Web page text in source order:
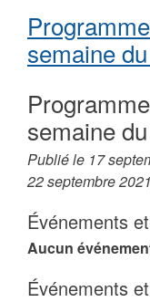
réagit
résultats
de
2021
semaine
semaine
Publié le 17
22 septembre
Événements
Aucun
Événements